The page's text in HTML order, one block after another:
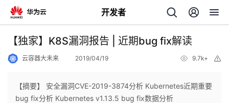
开发者
返
【独家】K8S漏洞报告 | 近期bug fix解读
云容器大未来 2019/04/19 9.7k+
【摘要】 ​安全漏洞CVE-2019-3874分析 Kubernetes近期重要
bug fix分析 Kubernetes v1.13.5 bug fix数据分析